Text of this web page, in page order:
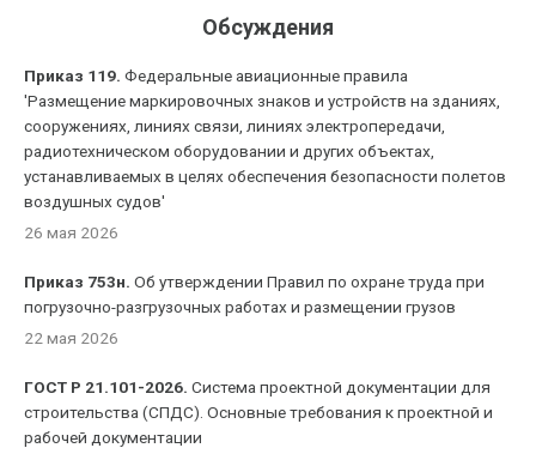
Обсуждения
Приказ 119. Федеральные авиационные правила
'Размещение маркировочных знаков и устройств на зданиях,
сооружениях, линиях связи, линиях электропередачи,
радиотехническом оборудовании и других объектах,
устанавливаемых в целях обеспечения безопасности полетов
воздушных судов'
26 мая 2026
Приказ 753н. Об утверждении Правил по охране труда при
погрузочно-разгрузочных работах и размещении грузов
22 мая 2026
ГОСТ Р 21.101-2026. Система проектной документации для
строительства (СПДС). Основные требования к проектной и
рабочей документации